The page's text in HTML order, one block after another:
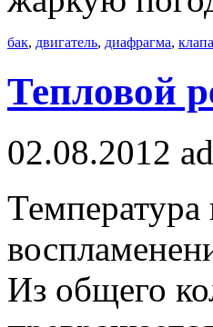
бак, двигатель, диафрагма,
Тепловой
02.08.2012
Температура
Из общего